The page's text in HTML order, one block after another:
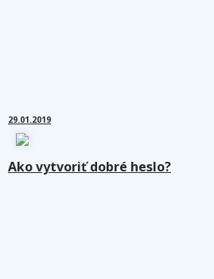
29.01.2019
Ako vytvoriť dobré heslo?